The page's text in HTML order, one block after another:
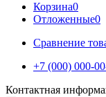
Корзина0
Отложенные0
Сравнение
+7 (000) 000-
Контактная